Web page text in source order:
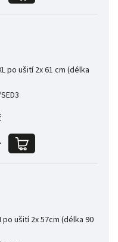
po ušití 2x 61 cm (délka
ušití 2x 57cm (délka 90